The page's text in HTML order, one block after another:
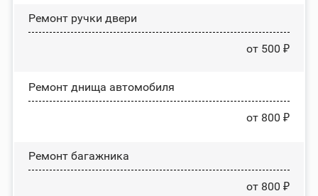
Ремонт ручки двери
от 500 ₽
Ремонт днища автомобиля
от 800 ₽
Ремонт багажника
от 800 ₽